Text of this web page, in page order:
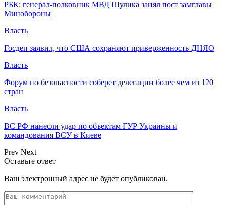
РБК: генерал-полковник МВД Шулика занял пост замглавы
Минобороны
Власть
Госдеп заявил, что США сохраняют приверженность ДНЯО
Власть
Форум по безопасности соберет делегации более чем из 120
стран
Власть
ВС РФ нанесли удар по объектам ГУР Украины и
командования ВСУ в Киеве
Prev Next
Оставьте ответ
Ваш электронный адрес не будет опубликован.